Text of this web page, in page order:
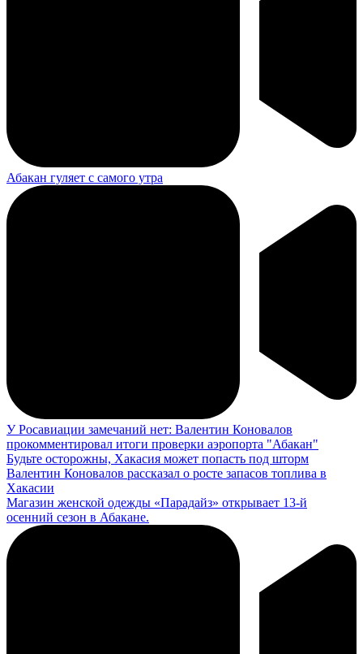
Абакан гуляет с самого утра
У Росавиации замечаний нет: Валентин Коновалов
прокомментировал итоги проверки аэропорта "Абакан"
Будьте осторожны, Хакасия может попасть под шторм
Валентин Коновалов рассказал о росте запасов топлива в
Хакасии
Магазин женской одежды «Парадайз» открывает 13-й
осенний сезон в Абакане.